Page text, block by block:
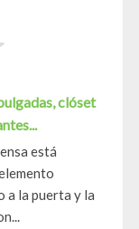
clóset
está
a la puerta y la